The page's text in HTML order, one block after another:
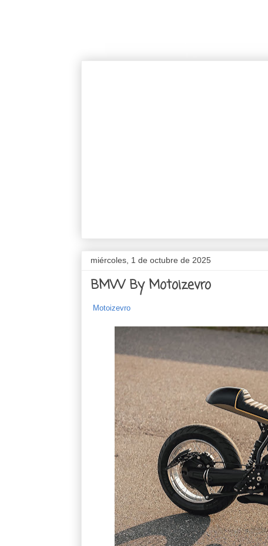
miércoles, 1 de octubre de 2025
BMW By Motoizevro
Motoizevro